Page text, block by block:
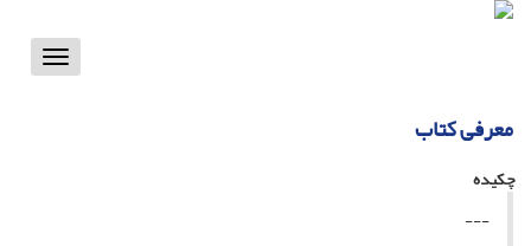
Toggle
معرفی کتاب
چکیده
---